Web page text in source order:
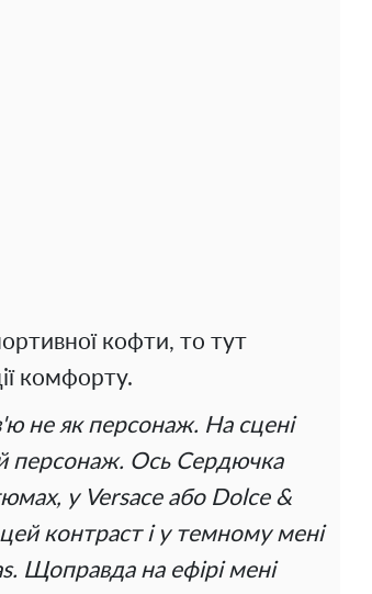
кофти, то тут
комфорту.
не як персонаж. На сцені
персонаж. Ось Сердючка
у Versace або Dolce &
контраст і у темному мені
на ефірі мені